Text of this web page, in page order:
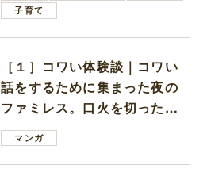
子育て
［１］コワい体験談｜コワい
話をするために集まった夜の
ファミレス。口火を切ったの
は電車好きの男の子ママ
マンガ